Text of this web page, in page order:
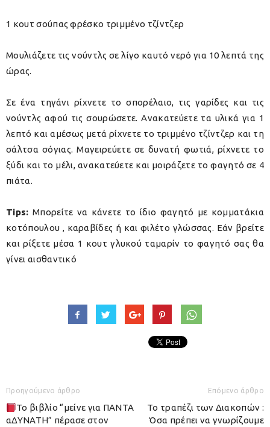
1 κουτ σούπας φρέσκο τριμμένο τζίντζερ
Μουλιάζετε τις νούντλς σε λίγο καυτό νερό για 10 λεπτά της
ώρας.
Σε ένα τηγάνι ρίχνετε το σπορέλαιο, τις γαρίδες και τις
νούντλς αφού τις σουρώσετε. Ανακατεύετε τα υλικά για 1
λεπτό και αμέσως μετά ρίχνετε το τριμμένο τζίντζερ και τη
σάλτσα σόγιας. Μαγειρεύετε σε δυνατή φωτιά, ρίχνετε το
ξύδι και το μέλι, ανακατεύετε και μοιράζετε το φαγητό σε 4
πιάτα.
Tips: Μπορείτε να κάνετε το ίδιο φαγητό με κομματάκια
κοτόπουλου , καραβίδες ή και φιλέτο γλώσσας. Εάν βρείτε
και ρίξετε μέσα 1 κουτ γλυκού ταμαρίν το φαγητό σας θα
γίνει αισθαντικό
Προηγούμενο άρθρο
Το βιβλίο “μείνε για ΠΑΝΤΑ
αΔΥΝΑΤΗ” πέρασε στον
Επόμενο άρθρο
Το τραπέζι των Διακοπών :
Όσα πρέπει να γνωρίζουμε